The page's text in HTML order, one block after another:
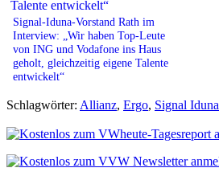
Signal-Iduna-Vorstand Rath im
Interview: „Wir haben Top-Leute
von ING und Vodafone ins Haus
geholt, gleichzeitig eigene Talente
entwickelt“
Schlagwörter: Allianz, Ergo, Signal Iduna